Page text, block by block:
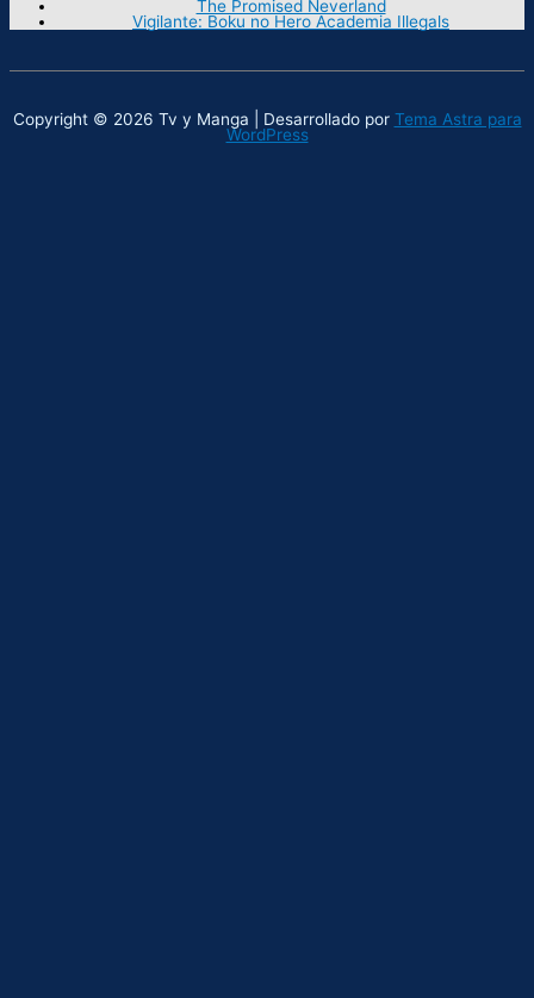
The Promised Neverland
Vigilante: Boku no Hero Academia Illegals
Copyright © 2026 Tv y Manga | Desarrollado por Tema Astra para
WordPress